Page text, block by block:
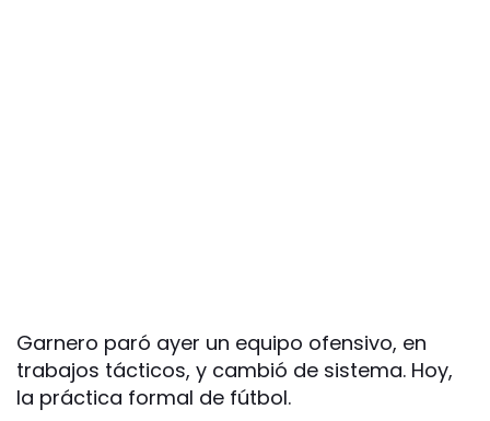
Garnero paró ayer un equipo ofensivo, en
trabajos tácticos, y cambió de sistema. Hoy,
la práctica formal de fútbol.